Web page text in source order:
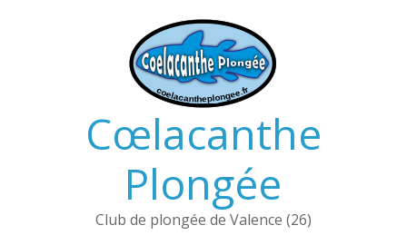
Cœlacanthe
Plongée
Club de plongée de Valence (26)